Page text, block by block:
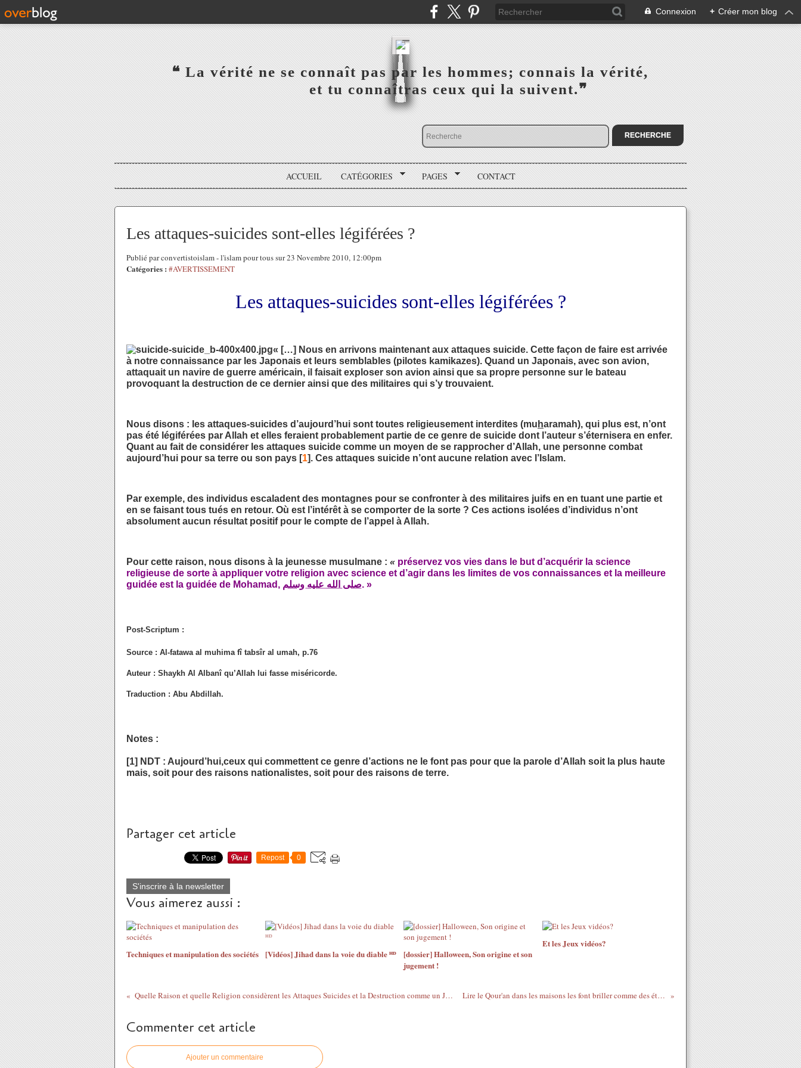
Connexion + Créer mon blog
‎ ‎ ‎ ‎ ‎ ‎ ‎ ‎ ‎ ‎ ‎ ‎ ‎❝ La vérité ne se connaît pas par les hommes; connais la vérité,‎ ‎ ‎ ‎ ‎ ‎ ‎ ‎ ‎
‎ ‎ ‎ ‎ ‎ ‎ ‎ ‎ ‎ ‎ ‎ ‎ ‎ ‎ ‎ ‎ ‎ ‎ ‎ ‎ et tu connaîtras ceux qui la suivent.❞
ACCUEIL CATÉGORIES PAGES CONTACT
Les attaques-suicides sont-elles légiférées ?
Publié par convertistoislam - l'islam pour tous sur 23 Novembre 2010, 12:00pm
Catégories : #AVERTISSEMENT
Les attaques-suicides sont-elles légiférées ?
« […] Nous en arrivons maintenant aux attaques suicide. Cette façon de faire est arrivée
à notre connaissance par les Japonais et leurs semblables (pilotes kamikazes). Quand un Japonais, avec son avion,
attaquait un navire de guerre américain, il faisait exploser son avion ainsi que sa propre personne sur le bateau
provoquant la destruction de ce dernier ainsi que des militaires qui s’y trouvaient.
Nous disons : les attaques-suicides d’aujourd’hui sont toutes religieusement interdites (mu haramah), qui plus est, n’ont
pas été légiférées par Allah et elles feraient probablement partie de ce genre de suicide dont l’auteur s’éternisera en enfer.
Quant au fait de considérer les attaques suicide comme un moyen de se rapprocher d’Allah, une personne combat
aujourd’hui pour sa terre ou son pays [1]. Ces attaques suicide n’ont aucune relation avec l’Islam.
Par exemple, des individus escaladent des montagnes pour se confronter à des militaires juifs en en tuant une partie et
en se faisant tous tués en retour. Où est l’intérêt à se comporter de la sorte ? Ces actions isolées d’individus n’ont
absolument aucun résultat positif pour le compte de l’appel à Allah.
Pour cette raison, nous disons à la jeunesse musulmane : « préservez vos vies dans le but d’acquérir la science
religieuse de sorte à appliquer votre religion avec science et d’agir dans les limites de vos connaissances et la meilleure
guidée est la guidée de Mohamad, صلى الله عليه وسلم. »
Post-Scriptum :
Source : Al-fatawa al muhima fî tabsîr al umah, p.76
Auteur : Shaykh Al Albanî qu’Allah lui fasse miséricorde.
Traduction : Abu Abdillah.
Notes :
[1] NDT : Aujourd’hui,ceux qui commettent ce genre d’actions ne le font pas pour que la parole d’Allah soit la plus haute
mais, soit pour des raisons nationalistes, soit pour des raisons de terre.
Partager cet article
Repost 0
S'inscrire à la newsletter
Vous aimerez aussi :
Techniques et manipulation des sociétés [Vidéos] Jihad dans la voie du diable ᴴᴰ
[dossier] Halloween, Son origine et son
jugement !
Et les Jeux vidéos?
Quelle Raison et quelle Religion considèrent les Attaques Suicides et la Destruction comme un Jihâd ? Lire le Qour'an dans les maisons les font briller comme des étoiles
Commenter cet article
Ajouter un commentaire